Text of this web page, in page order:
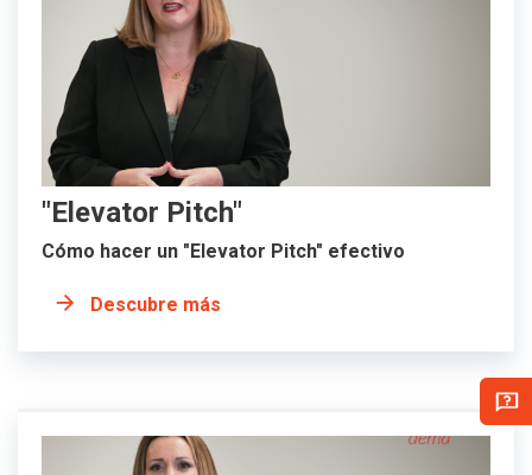
"Elevator Pitch"
Cómo hacer un "Elevator Pitch" efectivo
Descubre más